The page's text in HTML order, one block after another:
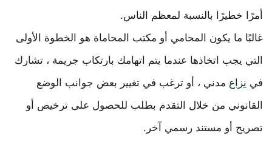
أمرًا خطيرًا بالنسبة لمعظم الناس.
غالبًا ما يكون المحامي أو مكتب المحاماة هو الخطوة الأولى
التي يجب اتخاذها عندما يتم اتهامك بارتكاب جريمة ، تشارك
في نزاع مدني ، أو ترغب في تغيير بعض جوانب الوضع
القانوني من خلال التقدم بطلب للحصول على ترخيص أو
تصريح أو مستند رسمي آخر.